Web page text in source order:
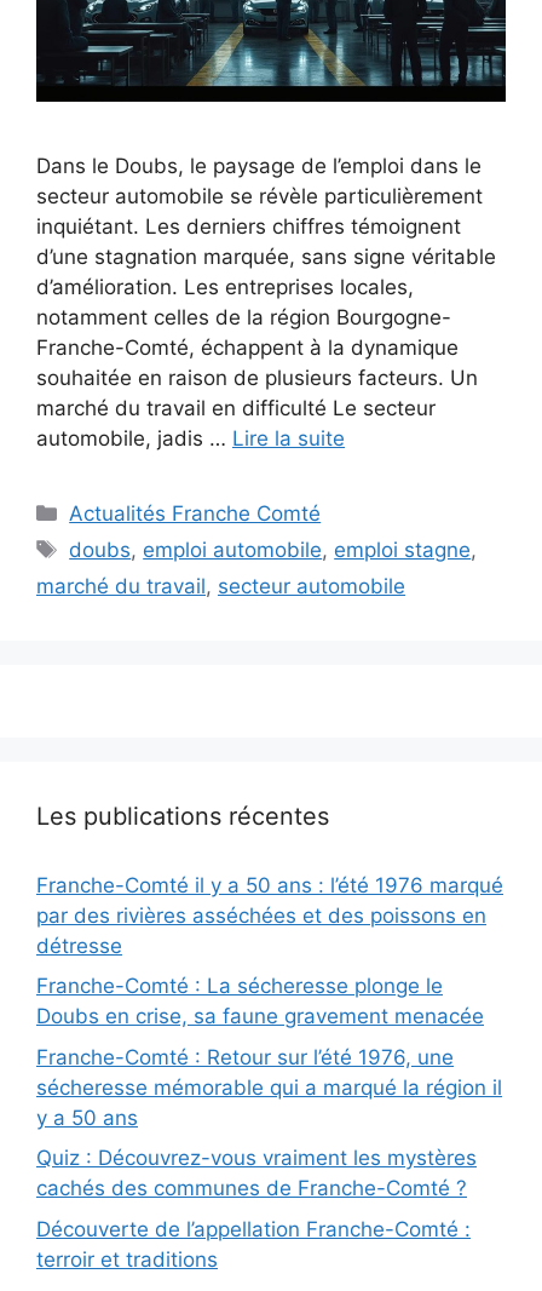
Dans le Doubs, le paysage de l’emploi dans le
secteur automobile se révèle particulièrement
inquiétant. Les derniers chiffres témoignent
d’une stagnation marquée, sans signe véritable
d’amélioration. Les entreprises locales,
notamment celles de la région Bourgogne-
Franche-Comté, échappent à la dynamique
souhaitée en raison de plusieurs facteurs. Un
marché du travail en difficulté Le secteur
automobile, jadis … Lire la suite
Catégories
Actualités Franche Comté
Étiquettes
doubs, emploi automobile, emploi stagne,
marché du travail, secteur automobile
Les publications récentes
Franche-Comté il y a 50 ans : l’été 1976 marqué
par des rivières asséchées et des poissons en
détresse
Franche-Comté : La sécheresse plonge le
Doubs en crise, sa faune gravement menacée
Franche-Comté : Retour sur l’été 1976, une
sécheresse mémorable qui a marqué la région il
y a 50 ans
Quiz : Découvrez-vous vraiment les mystères
cachés des communes de Franche-Comté ?
Découverte de l’appellation Franche-Comté :
terroir et traditions